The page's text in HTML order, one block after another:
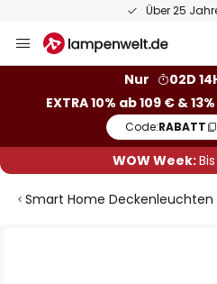
Inhalt
Nur
02D
EXTRA 10% ab 109 € &
Code:RABATT
WOW Week:
Smart Home Deckenleuchten